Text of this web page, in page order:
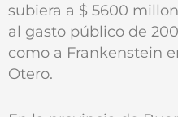
subiera a $ 5600
al gasto público de
como a Frankenstein
Otero.